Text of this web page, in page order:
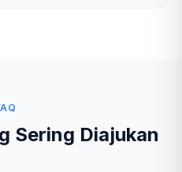
Sering Diajukan